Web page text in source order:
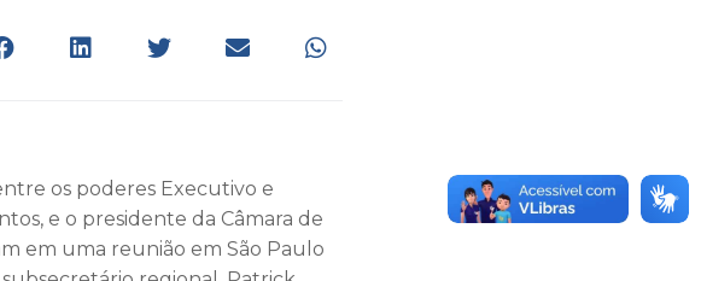
os poderes Executivo e
e o presidente da Câmara de
em uma reunião em São Paulo